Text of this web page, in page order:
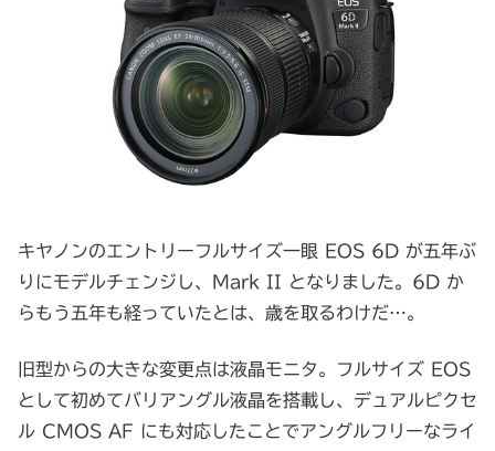
キヤノンのエントリーフルサイズ一眼 EOS 6D が五年ぶ
りにモデルチェンジし、Mark II となりました。6D か
らもう五年も経っていたとは、歳を取るわけだ…。
旧型からの大きな変更点は液晶モニタ。フルサイズ EOS
として初めてバリアングル液晶を搭載し、デュアルピクセ
ル CMOS AF にも対応したことでアングルフリーなライ